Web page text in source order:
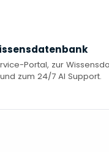
Portal, zur
zum 24/7 AI Support.